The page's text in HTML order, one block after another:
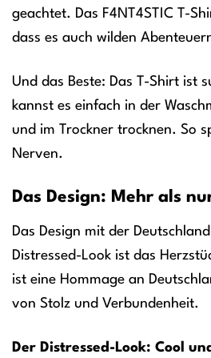
geachtet. Das F4NT4STIC T-
dass es auch wilden
Und das Beste: Das T-Shirt ist
kannst es einfach in der
und im Trockner trocknen. So
Nerven.
Das Design: Mehr als
Das Design mit der
Distressed-Look ist das
ist eine Hommage an
von Stolz und Verbundenheit.
Der Distressed-Look: Cool